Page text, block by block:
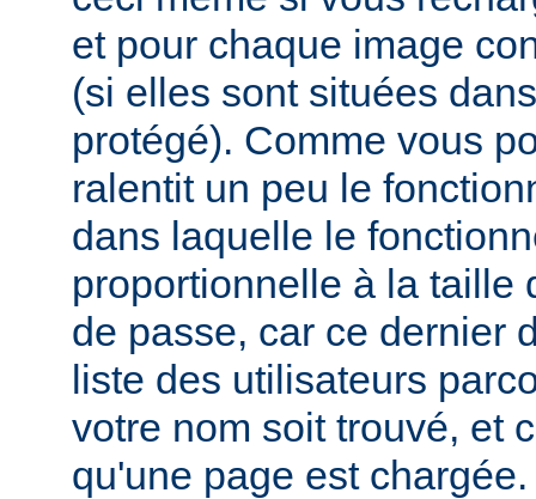
et pour chaque image
(si elles sont situées
protégé). Comme vous
ralentit un peu le
dans laquelle le
proportionnelle à la taille
de passe, car ce dernier
liste des utilisateurs
votre nom soit trouvé, et
qu'une page est chargée.